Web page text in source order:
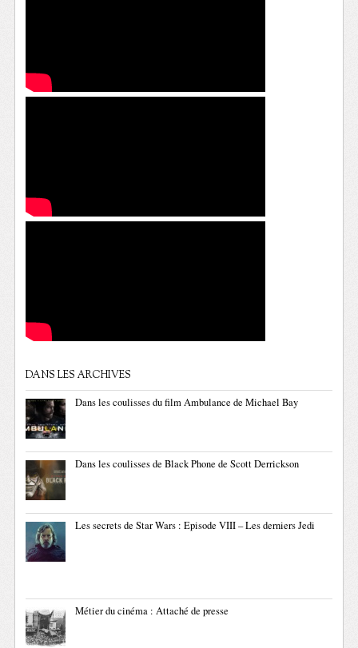
DANS LES ARCHIVES
Dans les coulisses du film Ambulance de Michael Bay
Dans les coulisses de Black Phone de Scott Derrickson
Les secrets de Star Wars : Episode VIII – Les derniers Jedi
Métier du cinéma : Attaché de presse